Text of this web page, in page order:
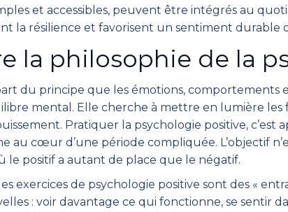
et accessibles, peuvent être intégrés au
la résilience et favorisent un sentiment durable
la philosophie de la
du principe que les émotions, comportements
mental. Elle cherche à mettre en lumière
Pratiquer la psychologie positive,
au cœur d’une période compliquée. L’objectif
le positif a autant de place que le négatif.
exercices de psychologie positive sont des «
: voir davantage ce qui fonctionne, se sentir